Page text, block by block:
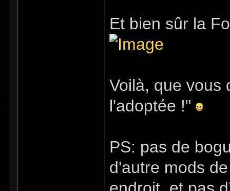
Et bien sûr la
Voilà, que vous
l'adoptée !"
PS: pas de
d'autre mods